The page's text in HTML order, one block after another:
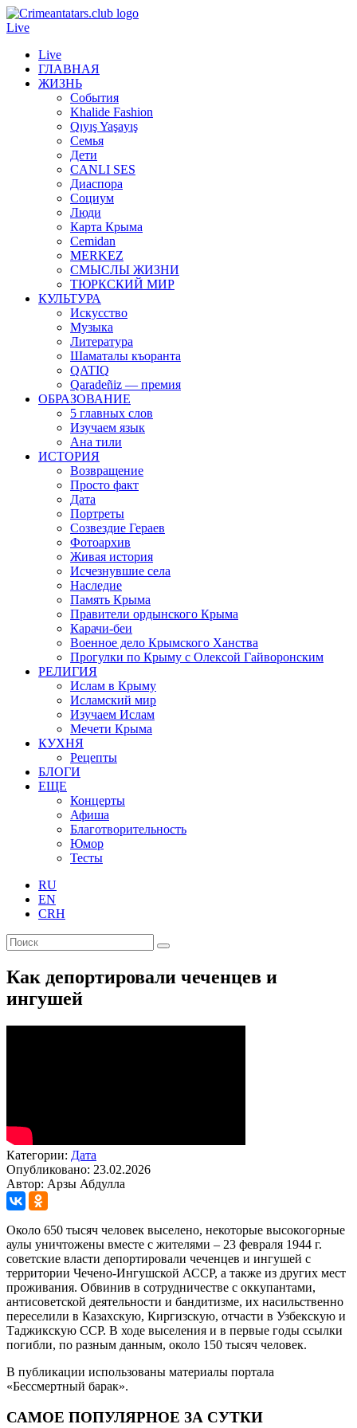
Live
Live
ГЛАВНАЯ
ЖИЗНЬ
События
Khalide Fashion
Qıyış Yaşayış
Семья
Дети
CANLI SES
Диаспора
Социум
Люди
Карта Крыма
Cemidan
МERKEZ
СМЫСЛЫ ЖИЗНИ
ТЮРКСКИЙ МИР
КУЛЬТУРА
Искусство
Музыка
Литература
Шаматалы къоранта
QATIQ
Qaradeñiz — премия
ОБРАЗОВАНИЕ
5 главных слов
Изучаем язык
Ана тили
ИСТОРИЯ
Возвращение
Просто факт
Дата
Портреты
Созвездие Гераев
Фотоархив
Живая история
Исчезнувшие села
Наследие
Память Крыма
Правители ордынского Крыма
Карачи-беи
Военное дело Крымского Ханства
Прогулки по Крыму с Олексой Гайворонским
РЕЛИГИЯ
Ислам в Крыму
Исламский мир
Изучаем Ислам
Мечети Крыма
КУХНЯ
Рецепты
БЛОГИ
ЕЩЕ
Концерты
Афиша
Благотворительность
Юмор
Тесты
RU
EN
CRH
Как депортировали чеченцев и
ингушей
Категории: Дата
Опубликовано: 23.02.2026
Автор: Арзы Абдулла
Около 650 тысяч человек выселено, некоторые высокогорные
аулы уничтожены вместе с жителями – 23 февраля 1944 г.
советские власти депортировали чеченцев и ингушей с
территории Чечено-Ингушской АССР, а также из других мест
проживания. Обвинив в сотрудничестве с оккупантами,
антисоветской деятельности и бандитизме, их насильственно
переселили в Казахскую, Киргизскую, отчасти в Узбекскую и
Таджикскую ССР. В ходе выселения и в первые годы ссылки
погибли, по разным данным, около 150 тысяч человек.
В публикации использованы материалы портала
«Бессмертный барак».
САМОЕ ПОПУЛЯРНОЕ ЗА СУТКИ